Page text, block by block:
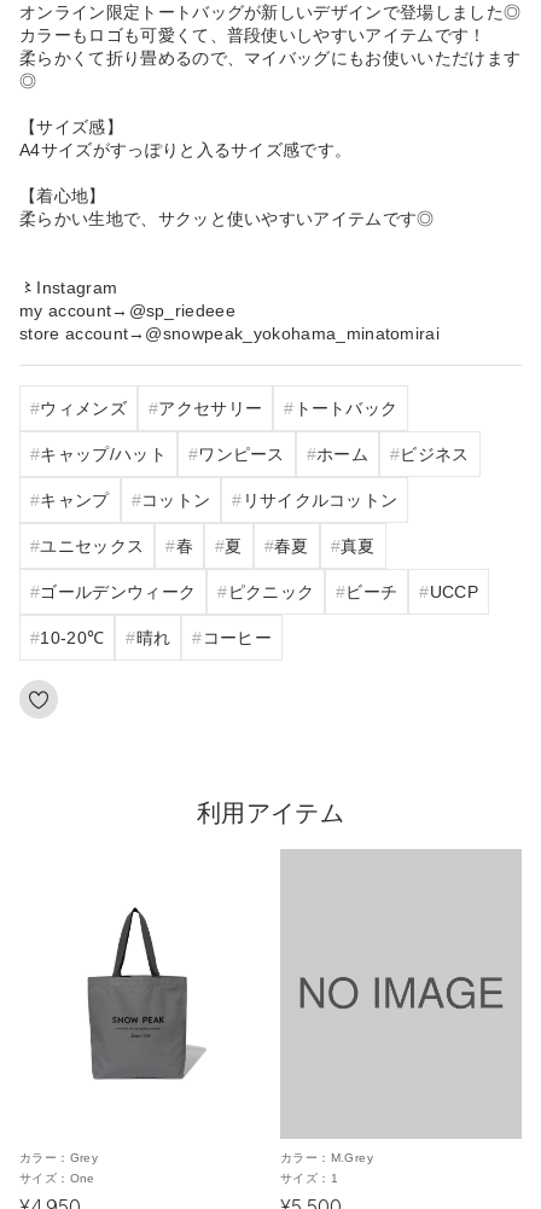
オンライン限定トートバッグが新しいデザインで登場しました◎
カラーもロゴも可愛くて、普段使いしやすいアイテムです！
柔らかくて折り畳めるので、マイバッグにもお使いいただけます
◎
【サイズ感】
A4サイズがすっぽりと入るサイズ感です。
【着心地】
柔らかい生地で、サクッと使いやすいアイテムです◎
〻Instagram
my account→@sp_riedeee
store account→@snowpeak_yokohama_minatomirai
ウィメンズ アクセサリー トートバック
キャップ/ハット ワンピース ホーム ビジネス
キャンプ コットン リサイクルコットン
ユニセックス 春 夏 春夏 真夏
ゴールデンウィーク ピクニック ビーチ UCCP
10‐20℃ 晴れ コーヒー
利用アイテム
カラー： Grey
サイズ： One
カラー： M.Grey
サイズ： 1